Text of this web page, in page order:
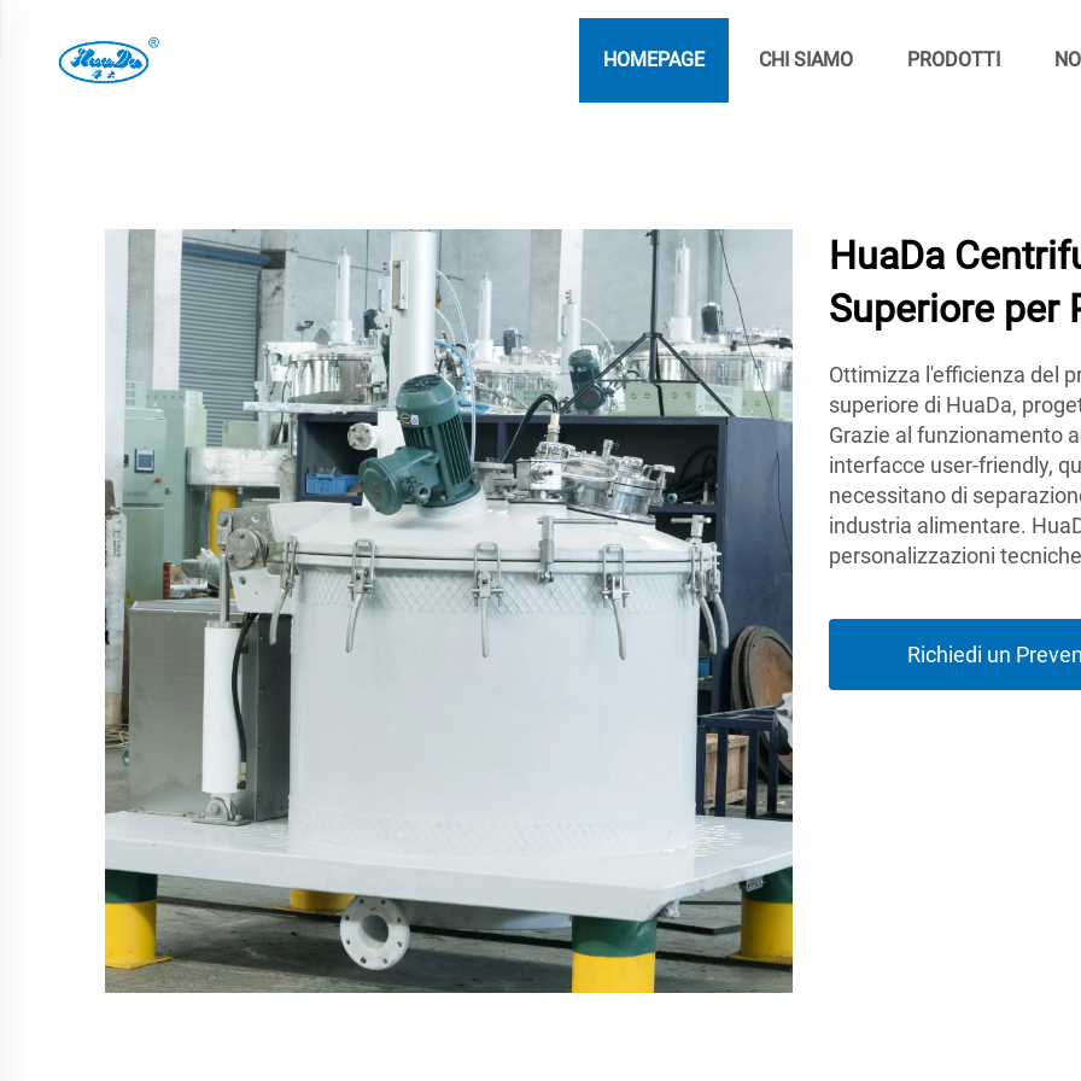
HOMEPAGE CHI SIAMO PRODOTTI
HuaDa
Superiore per
Ottimizza l'efficienza del
superiore di HuaDa,
Grazie al funzionamento
interfacce user-friendly,
necessitano di
industria alimentare.
personalizzazioni
Richiedi un